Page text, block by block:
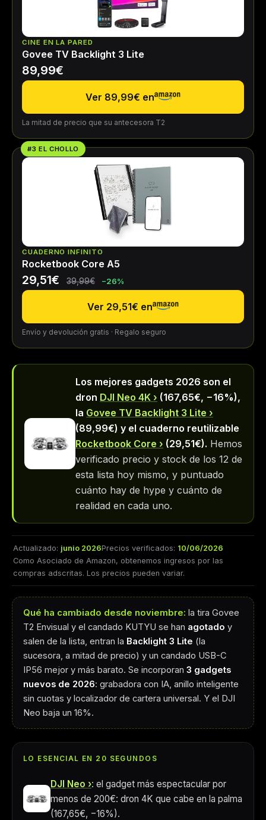
CINE EN LA PARED
Govee TV Backlight 3 Lite
89,99€
Ver 89,99€ en
La mitad de precio que su antecesora T2
#3 EL CHOLLO
CUADERNO INFINITO
Rocketbook Core A5
29,51€ 39,99€ −26%
Ver 29,51€ en
Envío y devolución gratis · Regalo seguro
Los mejores gadgets 2026 son el
dron DJI Neo 4K
(167,65€, −16%),
la Govee TV Backlight 3 Lite
(89,99€) y el cuaderno reutilizable
Rocketbook Core
(29,51€). Hemos
verificado precio y stock de los 12 de
esta lista hoy mismo, y puntuado
cuánto hay de hype y cuánto de
realidad en cada uno.
Actualizado: junio 2026Precios verificados: 10/06/2026
Como Asociado de Amazon, obtenemos ingresos por las
compras adscritas. Los precios pueden variar.
Qué ha cambiado desde noviembre: la tira Govee
T2 Envisual y el candado KUTYU se han agotado y
salen de la lista, entran la Backlight 3 Lite (la
sucesora, a mitad de precio) y un candado USB-C
IP56 mejor y más barato. Se incorporan 3 gadgets
nuevos de 2026: grabadora con IA, anillo inteligente
sin cuotas y localizador de cartera universal. Y el DJI
Neo baja un 16%.
LO ESENCIAL EN 20 SEGUNDOS
DJI Neo
: el gadget más espectacular por
menos de 200€: dron 4K que cabe en la palma
(167,65€, −16%).